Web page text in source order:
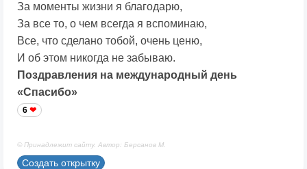
За моменты жизни я благодарю,
За все то, о чем всегда я вспоминаю,
Все, что сделано тобой, очень ценю,
И об этом никогда не забываю.
Поздравления на международный день
«Спасибо»
6
© Принадлежит сайту. Автор: Берсанов М.
Создать открытку